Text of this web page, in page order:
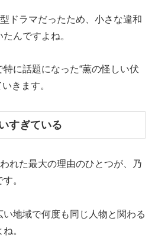
ドラマだったため、小さな違和
んですよね。
に話題になった“薫の怪しい伏
きます。
すぎている
れた最大の理由のひとつが、乃
。
地域で何度も同じ人物と関わる
。